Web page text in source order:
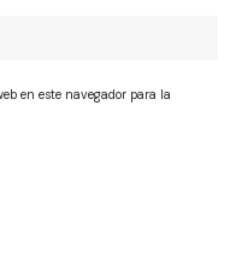
en este navegador para la